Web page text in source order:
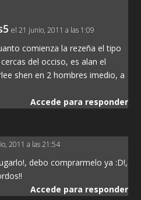
el 21 junio, 2011 a las 1:09
comienza la rezeña el tipo
del occiso, es alan el
shen en 2 hombres imedio, a
Accede para responder
2011 a las 21:54
debo comprarmelo ya :D!,
Accede para responder